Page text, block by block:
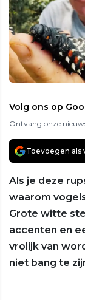
Volg ons op
Ontvang onze
Toevoegen als
Als je deze
waarom
Grote witte
accenten en
vrolijk van
niet bang te